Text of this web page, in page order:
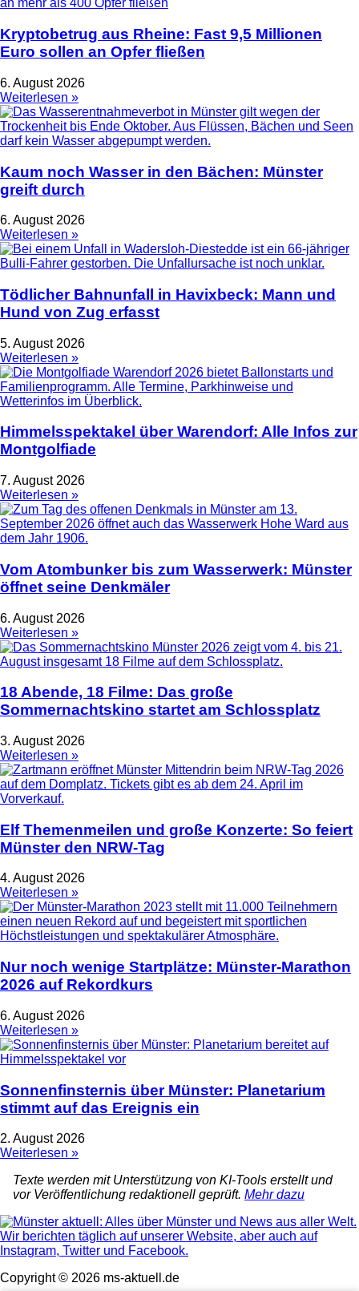
Kryptobetrug aus Rheine: Fast 9,5 Millionen
Euro sollen an Opfer fließen
6. August 2026
Weiterlesen »
Kaum noch Wasser in den Bächen: Münster
greift durch
6. August 2026
Weiterlesen »
Tödlicher Bahnunfall in Havixbeck: Mann und
Hund von Zug erfasst
5. August 2026
Weiterlesen »
Himmelsspektakel über Warendorf: Alle Infos zur
Montgolfiade
7. August 2026
Weiterlesen »
Vom Atombunker bis zum Wasserwerk: Münster
öffnet seine Denkmäler
6. August 2026
Weiterlesen »
18 Abende, 18 Filme: Das große
Sommernachtskino startet am Schlossplatz
3. August 2026
Weiterlesen »
Elf Themenmeilen und große Konzerte: So feiert
Münster den NRW-Tag
4. August 2026
Weiterlesen »
Nur noch wenige Startplätze: Münster-Marathon
2026 auf Rekordkurs
6. August 2026
Weiterlesen »
Sonnenfinsternis über Münster: Planetarium
stimmt auf das Ereignis ein
2. August 2026
Weiterlesen »
Texte werden mit Unterstützung von KI-Tools erstellt und
vor Veröffentlichung redaktionell geprüft. Mehr dazu
Copyright © 2026 ms-aktuell.de